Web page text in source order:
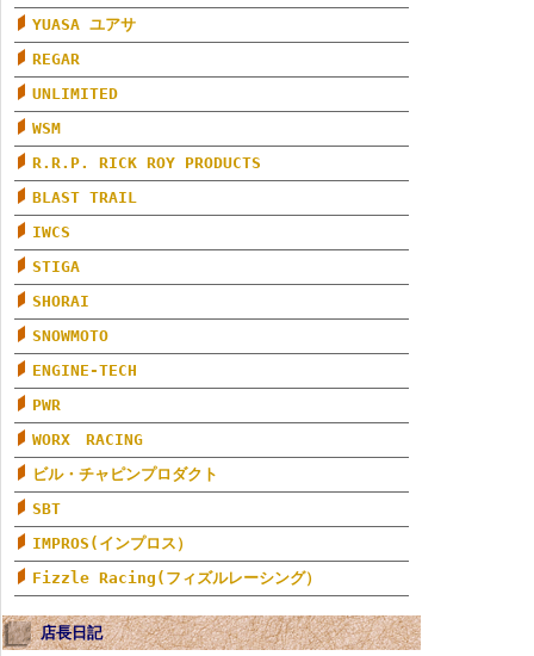
YUASA ユアサ
REGAR
UNLIMITED
WSM
R.R.P. RICK ROY PRODUCTS
BLAST TRAIL
IWCS
STIGA
SHORAI
SNOWMOTO
ENGINE-TECH
PWR
WORX RACING
ビル・チャピンプロダクト
SBT
IMPROS(インプロス）
Fizzle Racing(フィズルレーシング）
店長日記